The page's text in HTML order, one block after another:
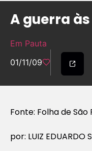
A guerra
Em Pauta
01/11/09
Fonte: Folha de São
por: LUIZ EDUARDO